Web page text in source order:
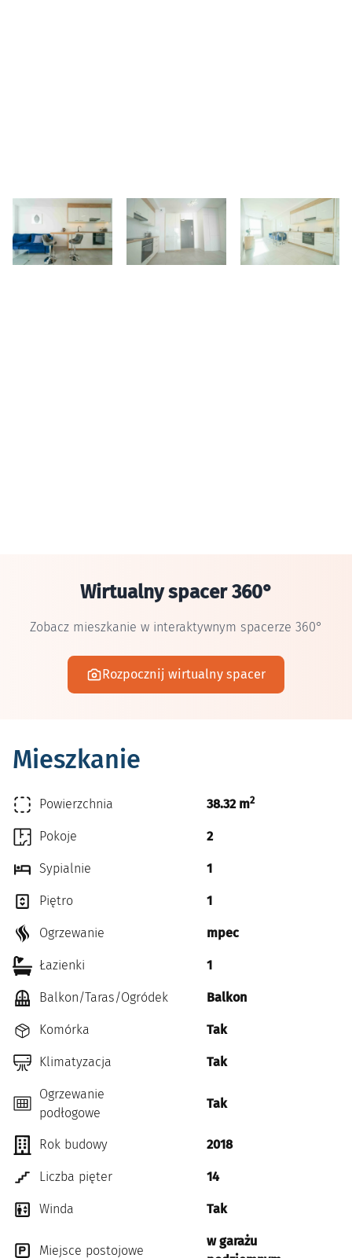
Wirtualny spacer 360°
Zobacz mieszkanie w interaktywnym spacerze 360°
Rozpocznij wirtualny spacer
Mieszkanie
Powierzchnia 38.32 m2
Pokoje 2
Sypialnie 1
Piętro 1
Ogrzewanie mpec
Łazienki 1
Balkon/Taras/Ogródek Balkon
Komórka Tak
Klimatyzacja Tak
Ogrzewanie
podłogowe
Tak
Rok budowy 2018
Liczba pięter 14
Winda Tak
Miejsce postojowe
w garażu